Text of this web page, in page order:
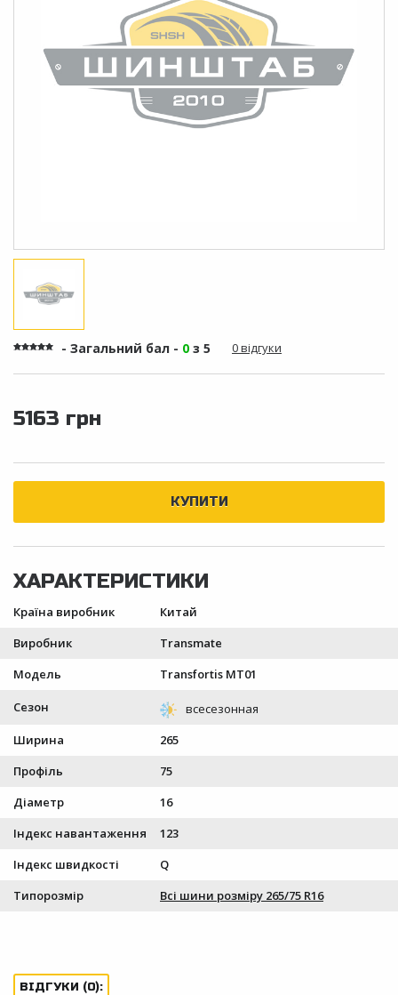
- Загальний бал - 0 з 5 0 відгуки
5163 грн
Країна виробник
Китай
Виробник
Transmate
Модель
Transfortis MT01
Сезон
Ширина
265
Профіль
75
Діаметр
16
Індекс навантаження
123
Індекс швидкості
Q
Типорозмір
Всі шини розміру 265/75 R16
ВІДГУКИ (0):